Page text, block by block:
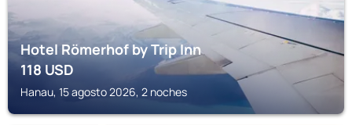
Hotel Römerhof by Trip Inn
118USD
Hanau, 15 agosto 2026, 2 noches